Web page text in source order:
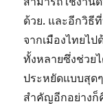
ด้วย. และอีกวิธี
จากเมืองไทยไ
ทั้งหลายซึ่งช่วย
ประหยัดแบบสุดๆ
สำคัญอีกอย่างก็